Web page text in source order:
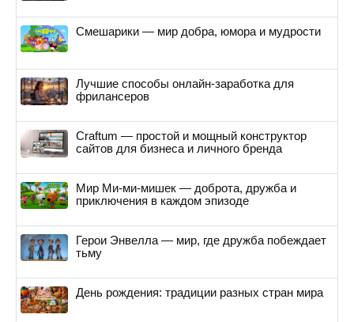
Смешарики — мир добра, юмора и мудрости
Лучшие способы онлайн-заработка для
фрилансеров
Craftum — простой и мощный конструктор
сайтов для бизнеса и личного бренда
Мир Ми-ми-мишек — доброта, дружба и
приключения в каждом эпизоде
Герои Энвелла — мир, где дружба побеждает
тьму
День рождения: традиции разных стран мира